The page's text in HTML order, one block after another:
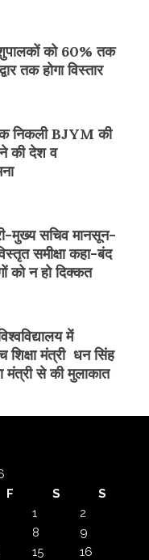
को 60% तक
तक होगा विस्तार
निकली BJYM की
ने की देश व
मुख्य सचिव मानसून-
समीक्षा कहा-बंद
को न हो दिक्कत
में
मंत्री धन सिंह
मंत्री से की मुलाकात
F S
S
1
2
8
9
15
16